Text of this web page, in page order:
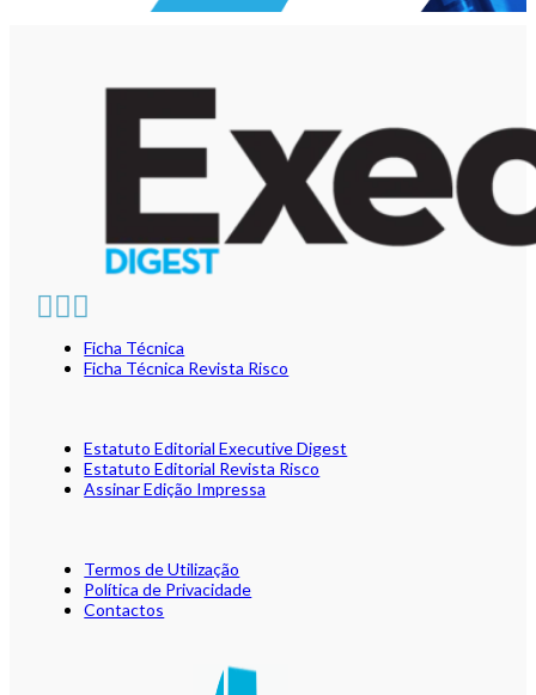
Ficha Técnica
Ficha Técnica Revista Risco
Estatuto Editorial Executive Digest
Estatuto Editorial Revista Risco
Assinar Edição Impressa
Termos de Utilização
Política de Privacidade
Contactos